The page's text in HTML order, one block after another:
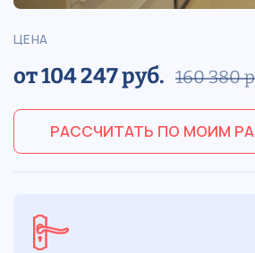
ЦЕНА
от 104 247 руб. 160 380
РАССЧИТАТЬ ПО МОИМ